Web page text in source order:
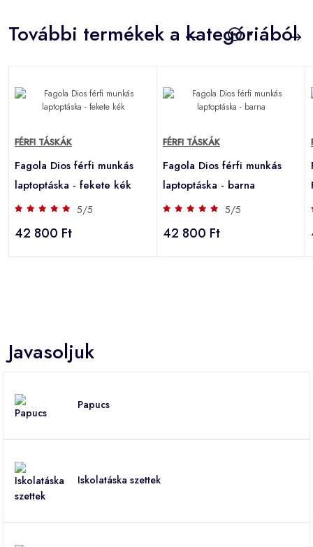
További termékek a kategóriából
FÉRFI TÁSKÁK
Fagola Dios férfi munkás
laptoptáska - fekete kék
5/5
42 800 Ft
FÉRFI TÁSKÁK
Fagola Dios férfi munkás
laptoptáska - barna
5/5
42 800 Ft
Javasoljuk
Papucs
Iskolatáska szettek